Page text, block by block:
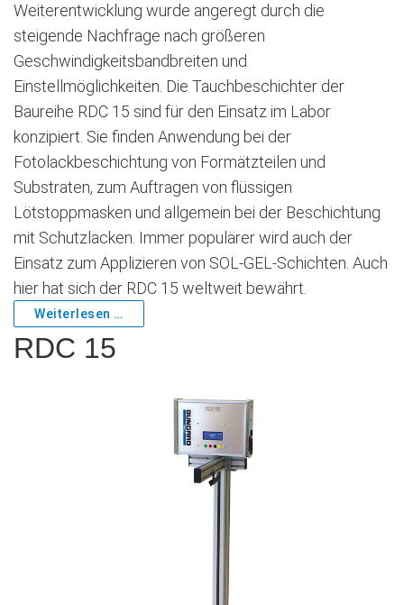
RDC 15
Weiterentwicklung wurde angeregt durch die
steigende Nachfrage nach größeren
Geschwindigkeitsbandbreiten und
Einstellmöglichkeiten. Die Tauchbeschichter der
Baureihe RDC 15 sind für den Einsatz im Labor
konzipiert. Sie finden Anwendung bei der
Fotolackbeschichtung von Formätzteilen und
Substraten, zum Auftragen von flüssigen
Lötstoppmasken und allgemein bei der Beschichtung
mit Schutzlacken. Immer populärer wird auch der
Einsatz zum Applizieren von SOL-GEL-Schichten. Auch
hier hat sich der RDC 15 weltweit bewährt.
Weiterlesen …